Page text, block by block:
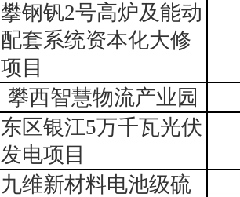
攀钢钒2号高炉及能动
配套系统资本化大修
项目
攀西智慧物流产业园
东区银江5万千瓦光伏
发电项目
九维新材料电池级硫